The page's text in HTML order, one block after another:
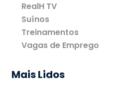
RealH TV
Suínos
Treinamentos
Vagas de Emprego
Mais Lidos